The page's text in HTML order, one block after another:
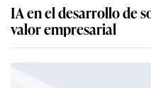
IA en el desarrollo de
valor empresarial